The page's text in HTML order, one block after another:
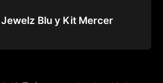
Blu y Kit Mercer